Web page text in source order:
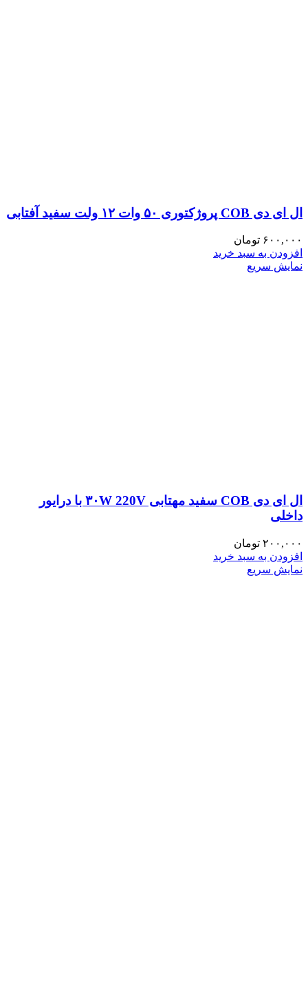
ال ای دی COB پروژکتوری ۵۰ وات ۱۲ ولت سفید آفتابی
۶۰۰,۰۰۰ تومان
افزودن به سبد خرید
نمایش سریع
ال ای دی COB سفید مهتابی ۳۰W 220V با درایور
داخلی
۲۰۰,۰۰۰ تومان
افزودن به سبد خرید
نمایش سریع